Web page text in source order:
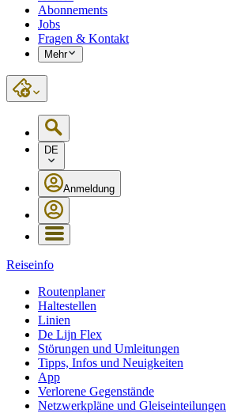
Abonnements
Jobs
Fragen & Kontakt
Mehr
DE
Anmeldung
Reiseinfo
Routenplaner
Haltestellen
Linien
De Lijn Flex
Störungen und Umleitungen
Tipps, Infos und Neuigkeiten
App
Verlorene Gegenstände
Netzwerkpläne und Gleiseinteilungen